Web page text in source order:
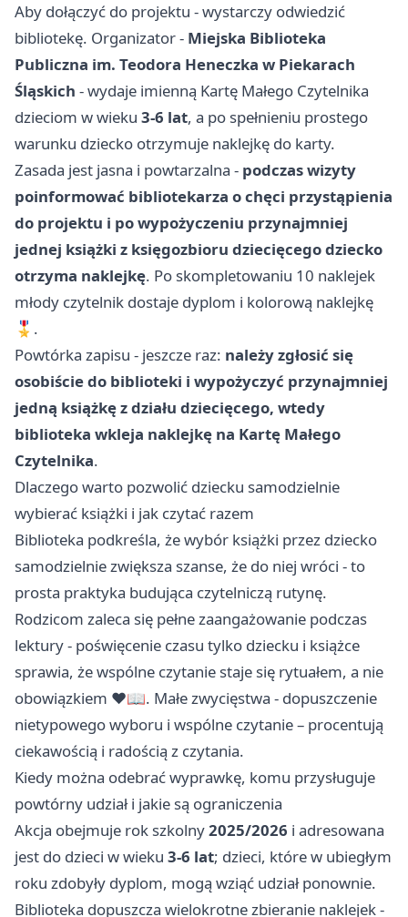
Aby dołączyć do projektu - wystarczy odwiedzić
bibliotekę. Organizator - Miejska Biblioteka
Publiczna im. Teodora Heneczka w Piekarach
Śląskich - wydaje imienną Kartę Małego Czytelnika
dzieciom w wieku 3-6 lat, a po spełnieniu prostego
warunku dziecko otrzymuje naklejkę do karty.
Zasada jest jasna i powtarzalna - podczas wizyty
poinformować bibliotekarza o chęci przystąpienia
do projektu i po wypożyczeniu przynajmniej
jednej książki z księgozbioru dziecięcego dziecko
otrzyma naklejkę. Po skompletowaniu 10 naklejek
młody czytelnik dostaje dyplom i kolorową naklejkę
🎖️.
Powtórka zapisu - jeszcze raz: należy zgłosić się
osobiście do biblioteki i wypożyczyć przynajmniej
jedną książkę z działu dziecięcego, wtedy
biblioteka wkleja naklejkę na Kartę Małego
Czytelnika.
Dlaczego warto pozwolić dziecku samodzielnie
wybierać książki i jak czytać razem
Biblioteka podkreśla, że wybór książki przez dziecko
samodzielnie zwiększa szanse, że do niej wróci - to
prosta praktyka budująca czytelniczą rutynę.
Rodzicom zaleca się pełne zaangażowanie podczas
lektury - poświęcenie czasu tylko dziecku i książce
sprawia, że wspólne czytanie staje się rytuałem, a nie
obowiązkiem ❤️📖. Małe zwycięstwa - dopuszczenie
nietypowego wyboru i wspólne czytanie – procentują
ciekawością i radością z czytania.
Kiedy można odebrać wyprawkę, komu przysługuje
powtórny udział i jakie są ograniczenia
Akcja obejmuje rok szkolny2025/2026 i adresowana
jest do dzieci w wieku 3-6 lat; dzieci, które w ubiegłym
roku zdobyły dyplom, mogą wziąć udział ponownie.
Biblioteka dopuszcza wielokrotne zbieranie naklejek -